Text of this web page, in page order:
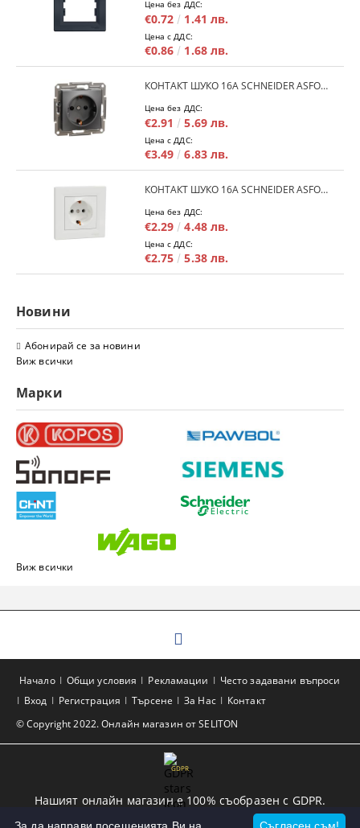
Цена без ДДС:
€0.72 1.41 лв.
Цена с ДДС:
€0.86 1.68 лв.
КОНТАКТ ШУКО 16A SCHNEIDER ASFORA EPH2900171 - АНРАЦИТ
Цена без ДДС:
€2.91 5.69 лв.
Цена с ДДС:
€3.49 6.83 лв.
КОНТАКТ ШУКО 16A SCHNEIDER ASFORA EPH2900121 - БЯЛ
Цена без ДДС:
€2.29 4.48 лв.
Цена с ДДС:
€2.75 5.38 лв.
Новини
Абонирай се за новини
Виж всички
Марки
Виж всички
© Copyright 2022. Онлайн магазин от SELITON
Начало Общи условия Рекламации
Често задавани въпроси
Вход
Регистрация Търсене За Нас Контакт
GDPR
Нашият онлайн магазин е 100% съобразен с GDPR.
Прочетете нашата политика